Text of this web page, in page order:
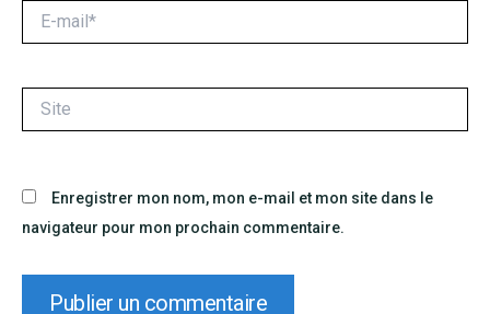
mail*
Enregistrer mon nom, mon e-mail et mon site dans le
navigateur pour mon prochain commentaire.